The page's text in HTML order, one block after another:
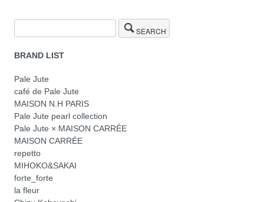
SEARCH
BRAND LIST
Pale Jute
café de Pale Jute
MAISON N.H PARIS
Pale Jute pearl collection
Pale Jute × MAISON CARRÉE
MAISON CARRÉE
repetto
MIHOKO&SAKAI
forte_forte
la fleur